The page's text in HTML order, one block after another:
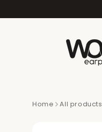
al contenido
Home All products